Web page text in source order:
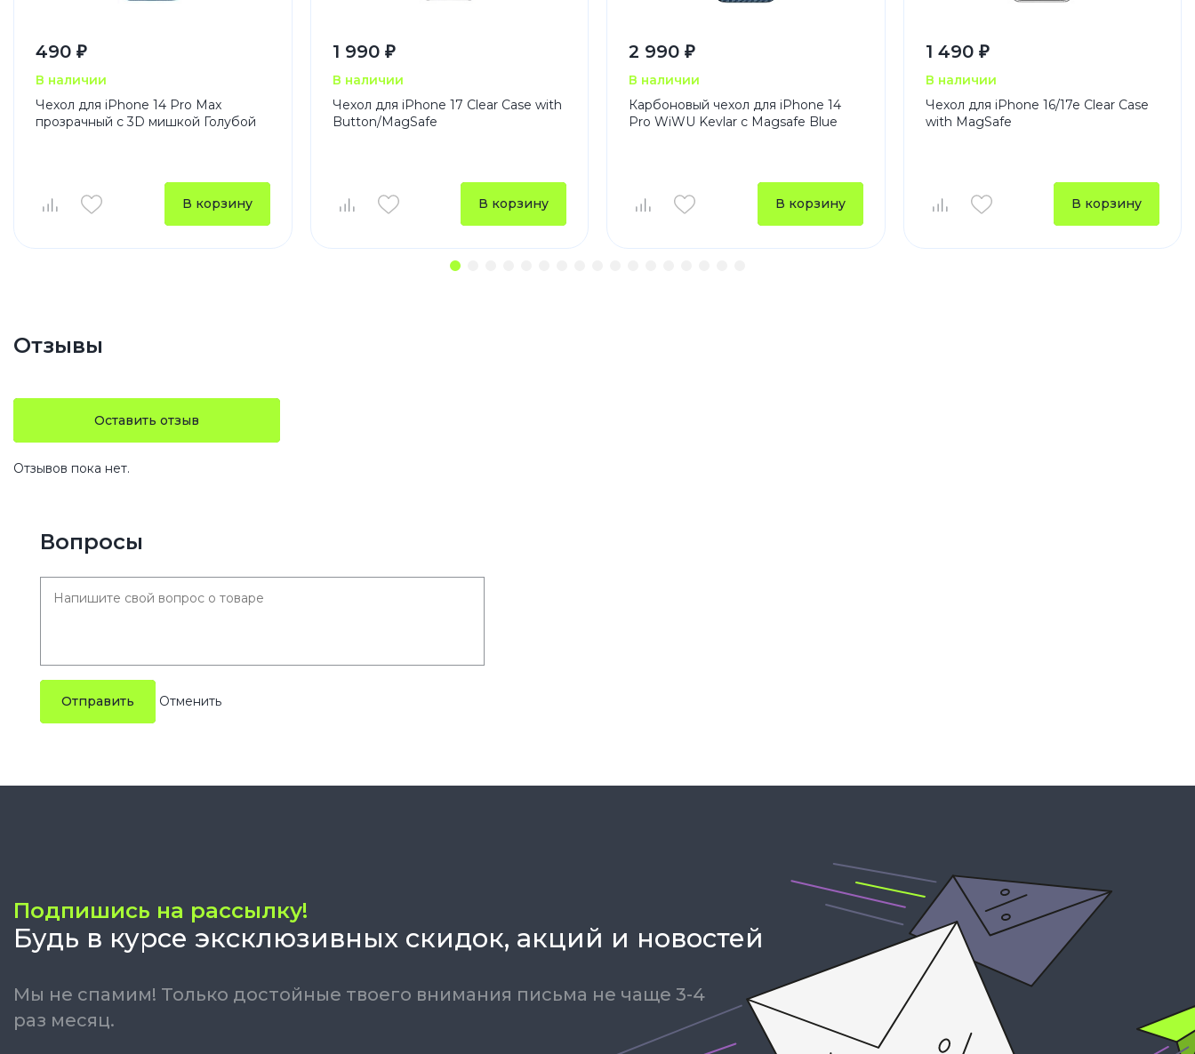
490 ₽
В наличии
Чехол для iPhone 14 Pro Max
прозрачный с 3D мишкой Голубой
В корзину
1 990 ₽
В наличии
Чехол для iPhone 17 Clear Case with
Button/MagSafe
В корзину
2 990 ₽
В наличии
Карбоновый чехол для iPhone 14
Pro WiWU Kevlar с Magsafe Blue
В корзину
1 490 ₽
В наличии
Чехол для iPhone 16/17e Clear Case
with MagSafe
В корзину
Отзывы
Оставить отзыв
Отзывов пока нет.
Вопросы
Отправить
Подпишись на рассылку!
Будь в курсе эксклюзивных скидок, акций и новостей
Мы не спамим! Только достойные твоего внимания письма не чаще 3-4
раз месяц.